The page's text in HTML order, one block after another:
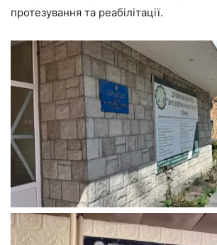
протезування та реабілітації.